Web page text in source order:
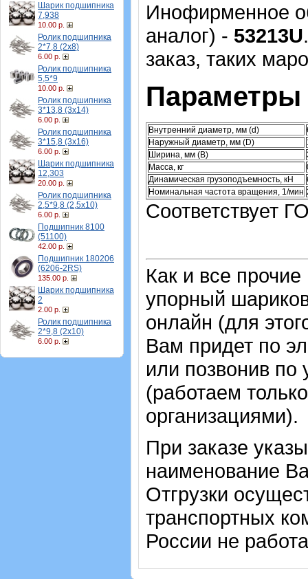
Шарик подшипника
7,938
10.00 р.
Ролик подшипника
2*7,8 (2х8)
6.00 р.
Ролик подшипника
5,5*9
10.00 р.
Ролик подшипника
3*13,8 (3х14)
6.00 р.
Ролик подшипника
3*15,8 (3х16)
6.00 р.
Шарик подшипника
12,303
20.00 р.
Ролик подшипника
2,5*9,8 (2,5х10)
6.00 р.
Подшипник 8100
(51100)
42.00 р.
Подшипник 180206
(6206-2RS)
135.00 р.
Шарик подшипника
2
2.00 р.
Ролик подшипника
2*9,8 (2х10)
6.00 р.
Инофирменное
аналог) - 53213U
заказ, таких
Параметры
Внутренний диаметр, мм (d)
Наружный диаметр, мм (D)
Ширина, мм (B)
Масса, кг
Динамическая грузоподъемность, кН
Номинальная частота вращения, 1/мин
Соответствует
Как и все
упорный
онлайн (для
Вам придет по
или позвонив
(работаем
организациями).
При заказе
наименование
Отгрузки
транспортных
России не